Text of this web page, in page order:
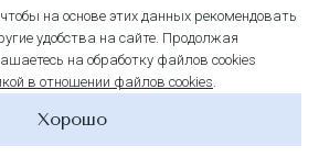
на основе этих данных рекомендовать
удобства на сайте. Продолжая
на обработку файлов cookies
в отношении файлов cookies.
Хорошо